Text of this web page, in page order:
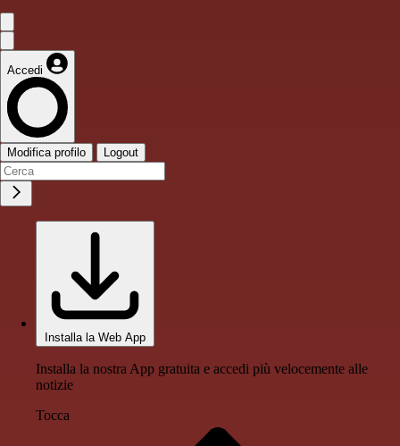
Accedi
Modifica profilo Logout
Installa la Web App
Installa la nostra App gratuita e accedi più velocemente alle
notizie
Tocca